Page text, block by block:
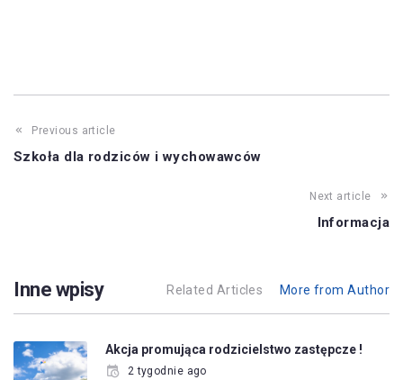
Previous article
Szkoła dla rodziców i wychowawców
Next article
Informacja
Inne wpisy Related Articles More from Author
Akcja promująca rodzicielstwo zastępcze !
2 tygodnie ago